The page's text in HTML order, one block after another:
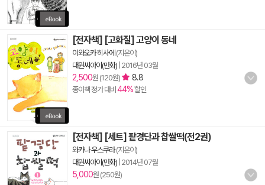
[전자책] [고화질] 고양이 동네
이와오카 히사에 (지은이)
대원씨아이(만화) 2016년 03월
2,500원 (120원) 8.8
종이책 정가 대비 44%할인
[전자책] [세트] 팥경단과 찹쌀떡(전2권)
와카나 우스쿠라(지은이)
대원씨아이(만화) 2014년 07월
5,000원 (250원)